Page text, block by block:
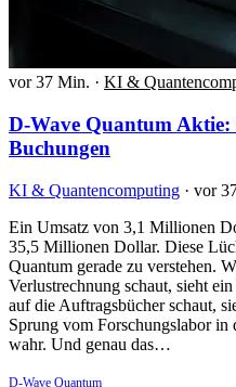
vor 37 Min. · KI &
D-Wave Quantum
Buchungen
KI & Quantencomputing · vor
Ein Umsatz von 3,1 Millionen
35,5 Millionen Dollar. Diese
Quantum gerade zu verstehen.
Verlustrechnung schaut, sieht
auf die Auftragsbücher schaut,
Sprung vom Forschungslabor
wahr. Und genau das…
D-Wave Quantum